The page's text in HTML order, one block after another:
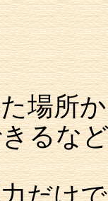
所か
るな